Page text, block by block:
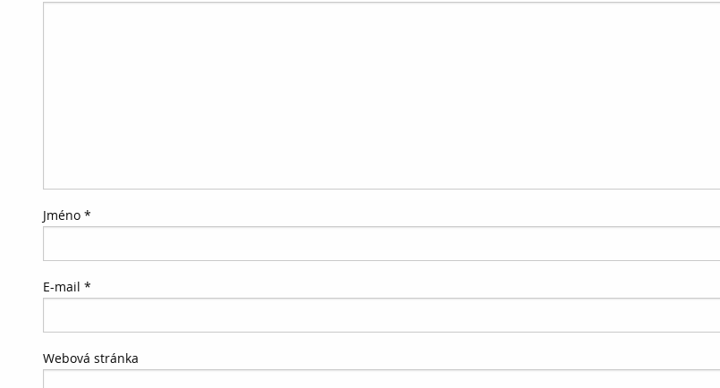
Jméno *
E-mail *
Webová stránka